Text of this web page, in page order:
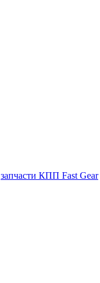
запчасти КПП Fast Gear